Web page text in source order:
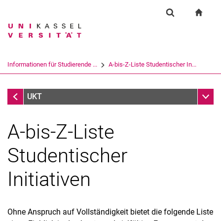
Springe direkt zu: Inhalt
Springe direkt zu: Suche
Springe direkt zu:
Suchbegriff
Suchen (öffnet externen Link in einem
Informationen für Studierende ... A-bis-Z-Liste Studentischer In...
Informationen für Studierende und studentische Initiativen
UKT
Über die Koordinationsstelle für Service Learning und
A-bis-Z-Liste
Studentischer
Initiativen
Ohne Anspruch auf Vollständigkeit bietet die folgende Liste